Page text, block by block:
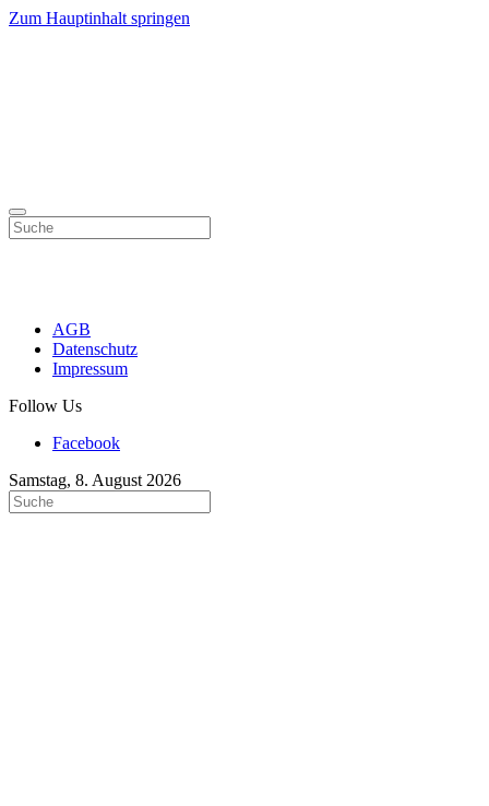
Zum Hauptinhalt springen
AGB
Datenschutz
Impressum
Follow Us
Facebook
Samstag, 8. August 2026